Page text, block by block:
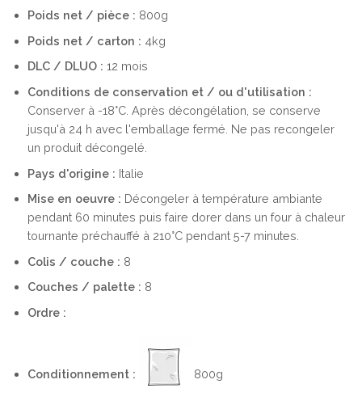
Poids net / pièce : 800g
Poids net / carton : 4kg
DLC / DLUO : 12 mois
Conditions de conservation et / ou d'utilisation :
Conserver à -18°C. Après décongélation, se conserve
jusqu'à 24 h avec l'emballage fermé. Ne pas recongeler
un produit décongelé.
Pays d'origine : Italie
Mise en oeuvre : Décongeler à température ambiante
pendant 60 minutes puis faire dorer dans un four à chaleur
tournante préchauffé à 210°C pendant 5-7 minutes.
Colis / couche : 8
Couches / palette : 8
Ordre :
Conditionnement : 800g